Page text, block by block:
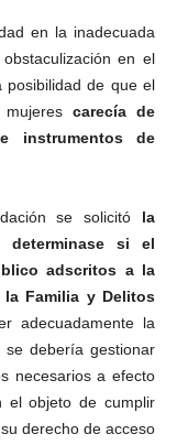
en la inadecuada
en el
posibilidad de que el
carecía de
instrumentos de
se solicitó la
determinase si el
adscritos a la
Familia y Delitos
adecuadamente la
debería gestionar
necesarios a efecto
el objeto de cumplir
derecho de acceso